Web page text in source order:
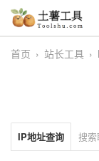
图像处理
首页 › 站长工具 ›
IP地址查询 搜